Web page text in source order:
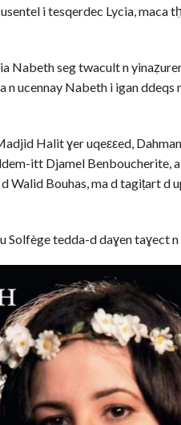
i tesqerdec Lycia, maca
Nabeth seg twacult n
n ucennay Nabeth i igan ddeqs
Halit ɣer uqeεεed,
itt Djamel Benboucherite,
Bouhas, ma d tagiṭart d
Solfège tedda-d daɣen taɣect